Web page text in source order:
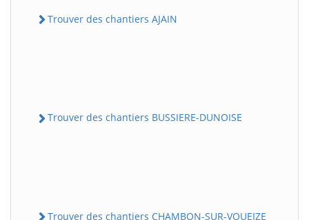
Trouver des chantiers AJAIN
Trouver des chantiers BUSSIERE-DUNOISE
Trouver des chantiers CHAMBON-SUR-VOUEIZE